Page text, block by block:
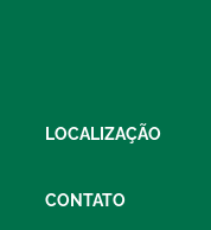
LOCALIZAÇÃO
CONTATO